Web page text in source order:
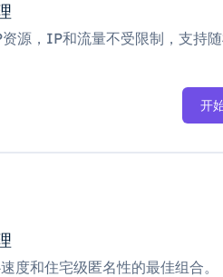
源，IP和流量不受限制，支持
开
度和住宅级匿名性的最佳组合。